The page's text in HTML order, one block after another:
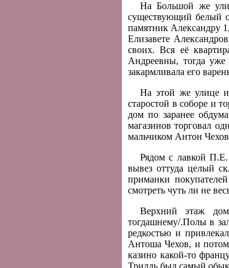
На Большой же
существующий белый
памятник Александру
Елизавете
своих. Вся её
Андреевны, тогда
закармливала его
На этой же улице и
старостой в соборе и
дом по заранее
магазинов торговал
мальчиком Антон
Рядом с лавкой
вывез оттуда целый
приманки
смотреть чуть ли не
Верхний этаж
тогдашнему/.Полы в
редкостью и
Антоша Чехов, и
казино какой-то